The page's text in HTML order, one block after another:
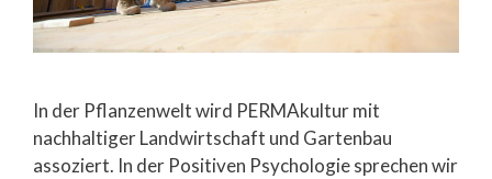
In der Pflanzenwelt wird PERMAkultur mit
nachhaltiger Landwirtschaft und Gartenbau
assoziert. In der Positiven Psychologie sprechen wir